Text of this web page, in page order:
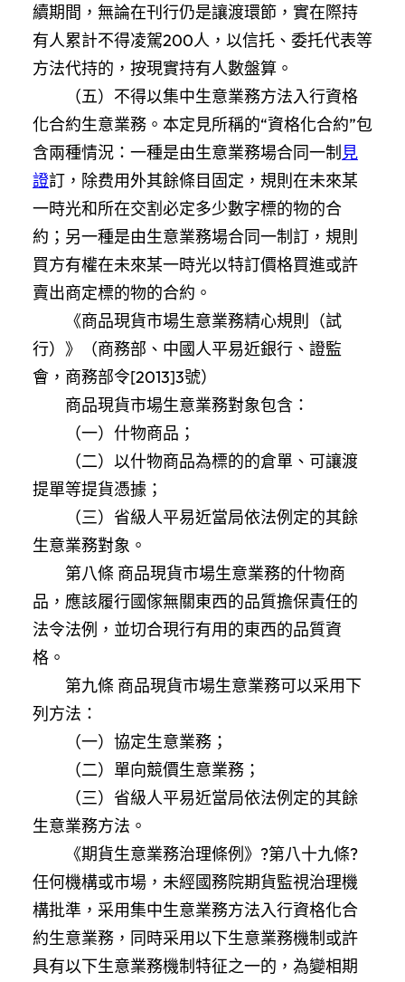
續期間，無論在刊行仍是讓渡環節，實在際持
有人累計不得凌駕200人，以信托、委托代表等
方法代持的，按現實持有人數盤算。
（五）不得以集中生意業務方法入行資格
化合約生意業務。本定見所稱的“資格化合約”包
含兩種情況：一種是由生意業務場合同一制 見
證訂，除费用外其餘條目固定，規則在未來某
一時光和所在交割必定多少數字標的物的合
約；另一種是由生意業務場合同一制訂，規則
買方有權在未來某一時光以特訂價格買進或許
賣出商定標的物的合約。
《商品現貨市場生意業務精心規則（試
行）》（商務部、中國人平易近銀行、證監
會，商務部令[2013]3號）
商品現貨市場生意業務對象包含：
（一）什物商品；
（二）以什物商品為標的的倉單、可讓渡
提單等提貨憑據；
（三）省級人平易近當局依法例定的其餘
生意業務對象。
第八條 商品現貨市場生意業務的什物商
品，應該履行國傢無關東西的品質擔保責任的
法令法例，並切合現行有用的東西的品質資
格。
第九條 商品現貨市場生意業務可以采用下
列方法：
（一）協定生意業務；
（二）單向競價生意業務；
（三）省級人平易近當局依法例定的其餘
生意業務方法。
《期貨生意業務治理條例》?第八十九條?
任何機構或市場，未經國務院期貨監視治理機
構批準，采用集中生意業務方法入行資格化合
約生意業務，同時采用以下生意業務機制或許
具有以下生意業務機制特征之一的，為變相期